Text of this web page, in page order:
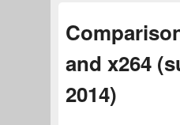
and x264
2014)